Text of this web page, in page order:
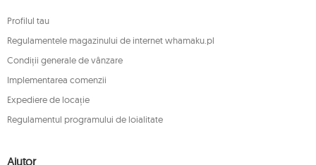
Profilul tau
Regulamentele magazinului de internet whamaku.pl
Condiții generale de vânzare
Implementarea comenzii
Expediere de locație
Regulamentul programului de loialitate
Ajutor